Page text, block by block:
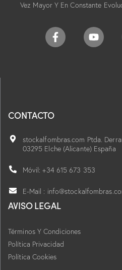
Vez Mayor Y En Constante
CONTACTO
stockalfombras.com Ptda.
03295 Elche (Alicante) España
Móvil: +34 615 673 353
E-Mail :
AVISO LEGAL
Términos Y Condiciones
Política Privacidad
Política Cookies